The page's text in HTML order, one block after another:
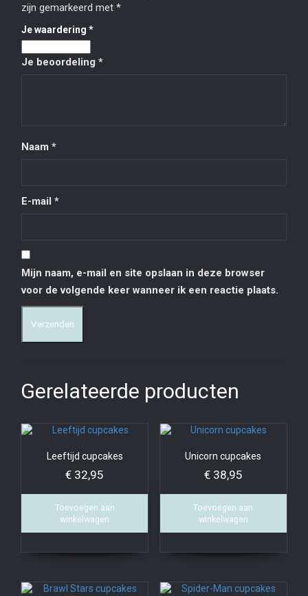
zijn gemarkeerd met *
Je waardering *
Je beoordeling *
Naam *
E-mail *
Mijn naam, e-mail en site opslaan in deze browser
voor de volgende keer wanneer ik een reactie plaats.
Gerelateerde producten
Leeftijd cupcakes
€ 32,95
Toevoegen aan
winkelwagen
Unicorn cupcakes
€38,95
Toevoegen aan
winkelwagen